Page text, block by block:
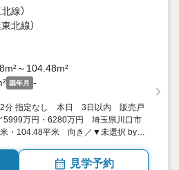
線）
北線）
～104.48m²
築年月 -
12分 指定なし 本日 3日以内 販売戸
万円・6280万円 埼玉県川口市
・104.48平米 向き／▼未選択 by
見学予約